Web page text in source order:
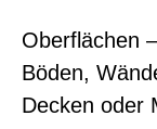
Oberflächen
Böden,
Decken oder